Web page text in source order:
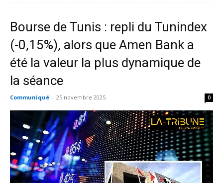
Bourse de Tunis : repli du Tunindex
(-0,15%), alors que Amen Bank a
été la valeur la plus dynamique de
la séance
Communiqué - 25 novembre 2025 0